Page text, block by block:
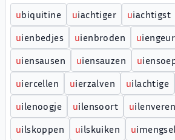
ubiquitine uiachtiger uiachtigst
uienbedjes uienbroden u
uiensausen uiensauzen u
uiercellen uierzalven uilachtige
uilenoogje uilensoort uilenveren
uilskoppen uilskuiken u